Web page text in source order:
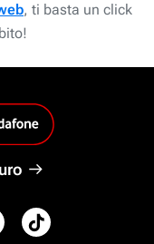
, ti basta un click